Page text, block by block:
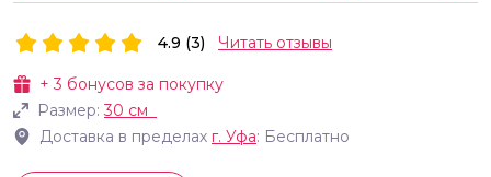
+3 бонусов за покупку
Размер:30 см
Доставка в пределах г. Уфа: Бесплатно
4.9 (3) Читать отзывы